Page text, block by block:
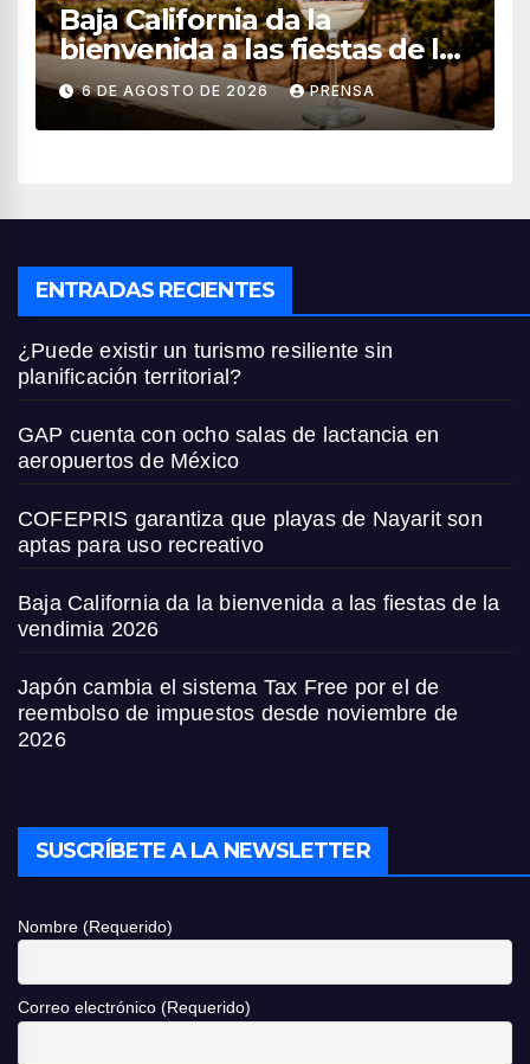
Baja California da la
bienvenida a las fiestas de la
vendimia 2026
6 DE AGOSTO DE 2026 PRENSA
ENTRADAS RECIENTES
¿Puede existir un turismo resiliente sin
planificación territorial?
GAP cuenta con ocho salas de lactancia en
aeropuertos de México
COFEPRIS garantiza que playas de Nayarit son
aptas para uso recreativo
Baja California da la bienvenida a las fiestas de la
vendimia 2026
Japón cambia el sistema Tax Free por el de
reembolso de impuestos desde noviembre de
2026
SUSCRÍBETE A LA NEWSLETTER
Nombre (Requerido)
Correo electrónico (Requerido)